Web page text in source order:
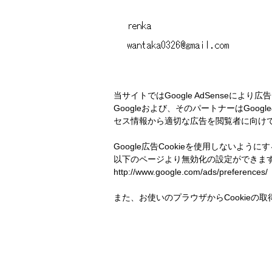
当サイトではGoogle AdSenseにより広
Googleおよび、そのパートナーは
セス情報から適切な広告を閲覧者に向け
Google広告Cookieを使用しないように
以下のページより無効化の設定ができま
http://www.google.com/ads/preferences/
また、お使いのプラウザからCookieの